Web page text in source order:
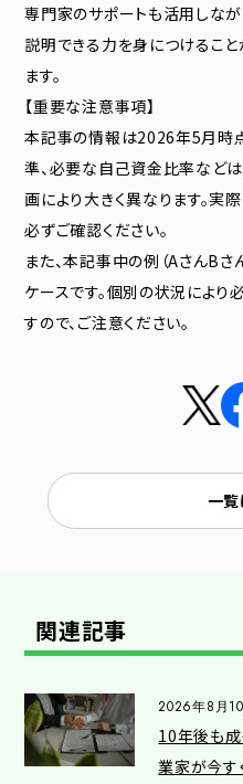
専門家のサポートも活用しな
説明できる力を身につけるこ
ます。
【重要な注意事項】
本記事の情報は2026年5月時
準、必要な自己資金比率など
画により大きく異なります。実
必ずご確認ください。
また、本記事中の例（AさんBさ
ケースです。個別の状況によ
すので、ご注意ください。
一
関連記事
2026年8月
10年後も成
業家が今す